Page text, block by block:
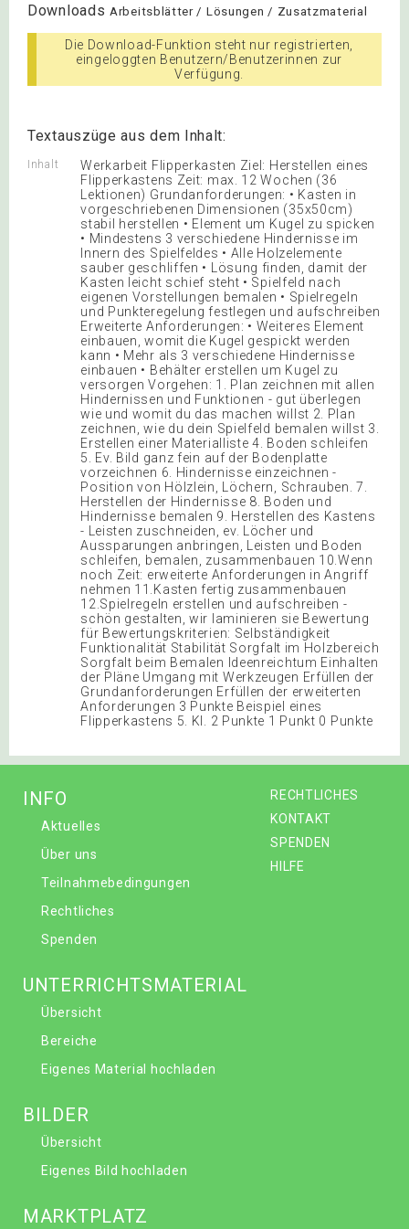
Downloads Arbeitsblätter / Lösungen / Zusatzmaterial
Die Download-Funktion steht nur registrierten,
eingeloggten Benutzern/Benutzerinnen zur
Verfügung.
Textauszüge aus dem Inhalt:
Inhalt
Werkarbeit Flipperkasten Ziel: Herstellen eines
Flipperkastens Zeit: max. 12 Wochen (36
Lektionen) Grundanforderungen: • Kasten in
vorgeschriebenen Dimensionen (35x50cm)
stabil herstellen • Element um Kugel zu spicken
• Mindestens 3 verschiedene Hindernisse im
Innern des Spielfeldes • Alle Holzelemente
sauber geschliffen • Lösung finden, damit der
Kasten leicht schief steht • Spielfeld nach
eigenen Vorstellungen bemalen • Spielregeln
und Punkteregelung festlegen und aufschreiben
Erweiterte Anforderungen: • Weiteres Element
einbauen, womit die Kugel gespickt werden
kann • Mehr als 3 verschiedene Hindernisse
einbauen • Behälter erstellen um Kugel zu
versorgen Vorgehen: 1. Plan zeichnen mit allen
Hindernissen und Funktionen - gut überlegen
wie und womit du das machen willst 2. Plan
zeichnen, wie du dein Spielfeld bemalen willst 3.
Erstellen einer Materialliste 4. Boden schleifen
5. Ev. Bild ganz fein auf der Bodenplatte
vorzeichnen 6. Hindernisse einzeichnen -
Position von Hölzlein, Löchern, Schrauben. 7.
Herstellen der Hindernisse 8. Boden und
Hindernisse bemalen 9. Herstellen des Kastens
- Leisten zuschneiden, ev. Löcher und
Aussparungen anbringen, Leisten und Boden
schleifen, bemalen, zusammenbauen 10.Wenn
noch Zeit: erweiterte Anforderungen in Angriff
nehmen 11.Kasten fertig zusammenbauen
12.Spielregeln erstellen und aufschreiben -
schön gestalten, wir laminieren sie Bewertung
für Bewertungskriterien: Selbständigkeit
Funktionalität Stabilität Sorgfalt im Holzbereich
Sorgfalt beim Bemalen Ideenreichtum Einhalten
der Pläne Umgang mit Werkzeugen Erfüllen der
Grundanforderungen Erfüllen der erweiterten
Anforderungen 3 Punkte Beispiel eines
Flipperkastens 5. Kl. 2 Punkte 1 Punkt 0 Punkte
RECHTLICHES
KONTAKT
SPENDEN
HILFE
INFO
Aktuelles
Über uns
Teilnahmebedingungen
Rechtliches
Spenden
UNTERRICHTSMATERIAL
Übersicht
Bereiche
Eigenes Material hochladen
BILDER
Übersicht
Eigenes Bild hochladen
MARKTPLATZ